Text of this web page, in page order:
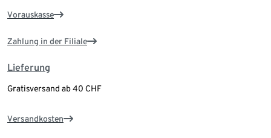
Vorauskasse
Zahlung in der Filiale
Lieferung
Gratisversand ab 40 CHF
Versandkosten